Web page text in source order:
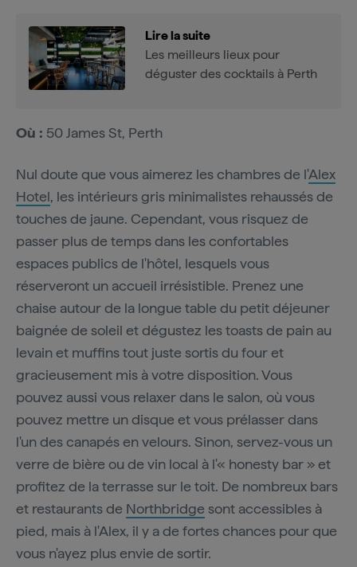
Lire la suite
Les meilleurs lieux pour
déguster des cocktails à Perth
Où : 50 James St, Perth
Nul doute que vous aimerez les chambres de l'Alex
Hotel, les intérieurs gris minimalistes rehaussés de
touches de jaune. Cependant, vous risquez de
passer plus de temps dans les confortables
espaces publics de l'hôtel, lesquels vous
réserveront un accueil irrésistible. Prenez une
chaise autour de la longue table du petit déjeuner
baignée de soleil et dégustez les toasts de pain au
levain et muffins tout juste sortis du four et
gracieusement mis à votre disposition. Vous
pouvez aussi vous relaxer dans le salon, où vous
pouvez mettre un disque et vous prélasser dans
l'un des canapés en velours. Sinon, servez-vous un
verre de bière ou de vin local à l'« honesty bar » et
profitez de la terrasse sur le toit. De nombreux bars
et restaurants de Northbridge sont accessibles à
pied, mais à l'Alex, il y a de fortes chances pour que
vous n'ayez plus envie de sortir.